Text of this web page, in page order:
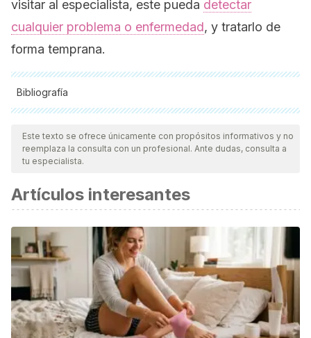
visitar al especialista, este pueda detectar
cualquier problema o enfermedad, y tratarlo de
forma temprana.
Bibliografía
Todas las fuentes citadas fueron revisadas a profundidad por
nuestro equipo, para asegurar su calidad, confiabilidad,
vigencia y validez.La bibliografía de este artículo fue
científica.
Barón González de Suso, L., Piris Borregas, S., & García
Rebollar, C. (2013). Metrorragia persistente en los primeros
ciclos menstruales.Pediatria de Atencion Primaria
https://doi.org/10.4321/s1139-76322013000100007
Carolina Schulin-zeuthen, D. P., & Carolina Conejero, D. R.
(2011). Trastornos Menstruales Y Dismenorrea En La
Adolescencia Menstrual Disorders and Dysmenorrhea in
Este texto se ofrece únicamente con propósitos informativos y no
reemplaza la consulta con un profesional. Ante dudas, consulta a
tu especialista.
Artículos interesantes